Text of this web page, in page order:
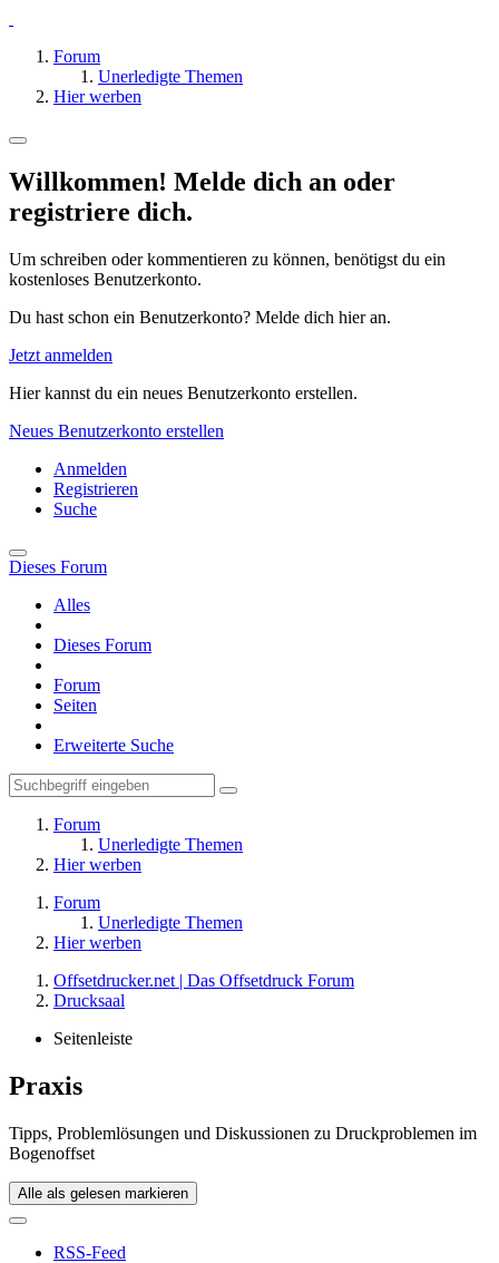
Forum
Unerledigte Themen
Hier werben
Willkommen! Melde dich an oder
registriere dich.
Um schreiben oder kommentieren zu können, benötigst du ein
kostenloses Benutzerkonto.
Du hast schon ein Benutzerkonto? Melde dich hier an.
Jetzt anmelden
Hier kannst du ein neues Benutzerkonto erstellen.
Neues Benutzerkonto erstellen
Anmelden
Registrieren
Suche
Dieses Forum
Alles
Dieses Forum
Forum
Seiten
Erweiterte Suche
Forum
Unerledigte Themen
Hier werben
Forum
Unerledigte Themen
Hier werben
Offsetdrucker.net | Das Offsetdruck Forum
Drucksaal
Seitenleiste
Praxis
Tipps, Problemlösungen und Diskussionen zu Druckproblemen im
Bogenoffset
Alle als gelesen markieren
RSS-Feed